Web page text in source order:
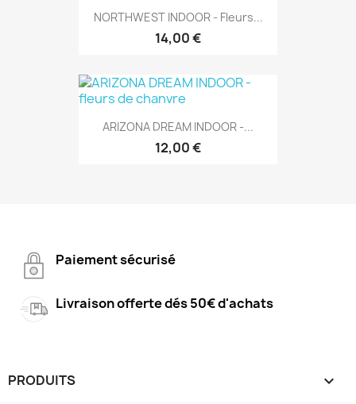
NORTHWEST INDOOR - Fleurs...
14,00 €
ARIZONA DREAM INDOOR -...
12,00 €
Paiement sécurisé
Livraison offerte dés 50€ d'achats
PRODUITS 